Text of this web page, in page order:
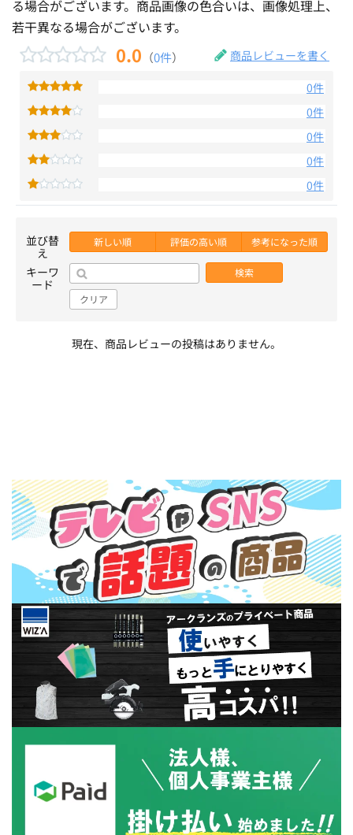
る場合がございます。商品画像の色合いは、画像処理上、
若干異なる場合がございます。
0.0 （0件） 商品レビューを書く
0件
0件
0件
0件
0件
並び替
え
新しい順 評価の高い順 参考になった順
キーワ
ード
検索
クリア
現在、商品レビューの投稿はありません。